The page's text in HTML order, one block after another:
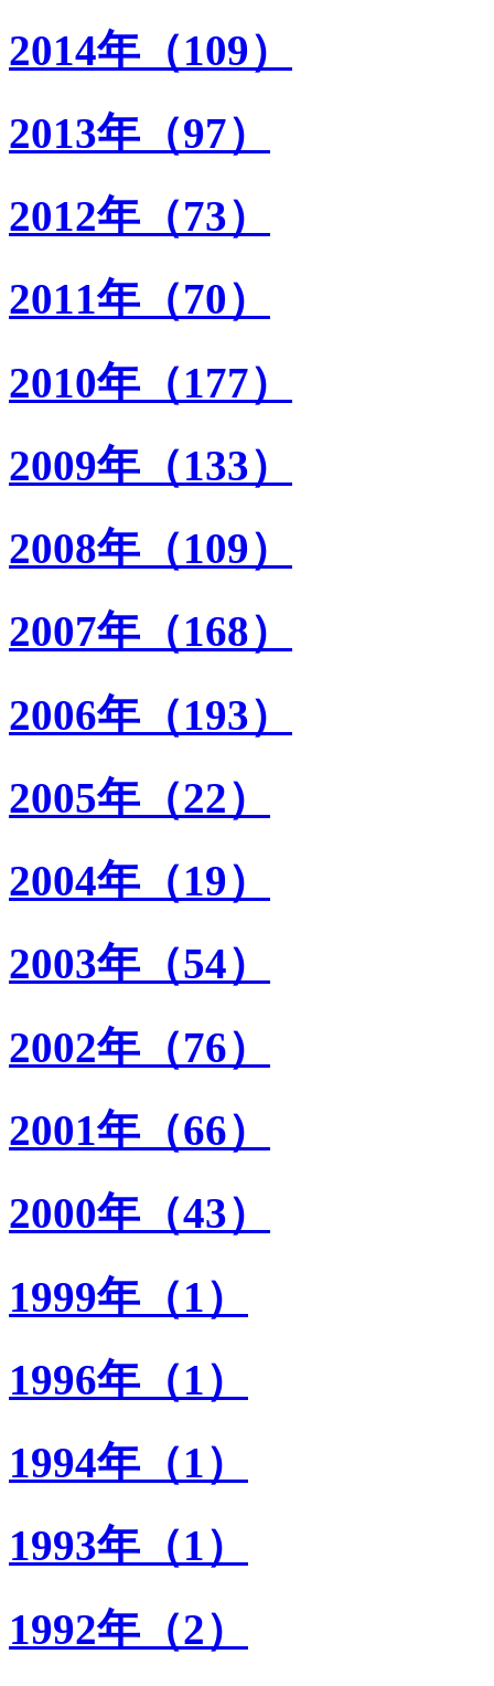
2014年（109）
2013年（97）
2012年（73）
2011年（70）
2010年（177）
2009年（133）
2008年（109）
2007年（168）
2006年（193）
2005年（22）
2004年（19）
2003年（54）
2002年（76）
2001年（66）
2000年（43）
1999年（1）
1996年（1）
1994年（1）
1993年（1）
1992年（2）